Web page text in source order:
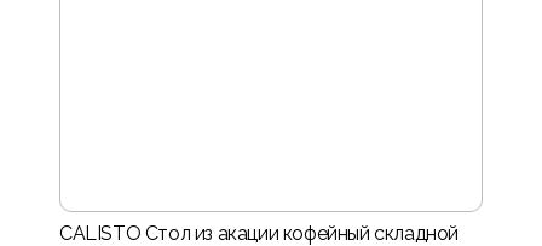
CALISTO Стол из акации кофейный складной